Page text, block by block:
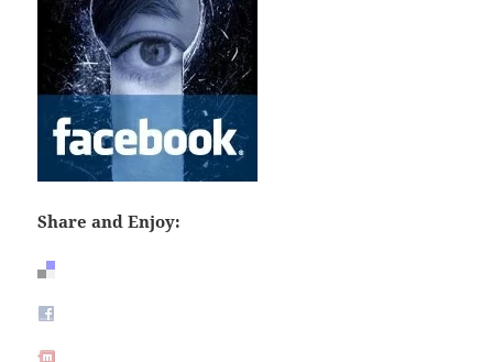
Share and Enjoy: